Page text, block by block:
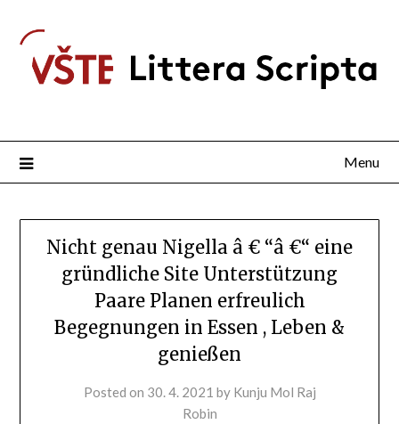
Menu
Nicht genau Nigella â € “â €“ eine
gründliche Site Unterstützung
Paare Planen erfreulich
Begegnungen in Essen , Leben &
genießen
Posted on 30. 4. 2021 by Kunju Mol Raj
Robin